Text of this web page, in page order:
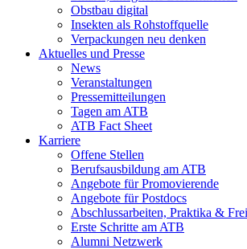
Obstbau digital
Insekten als Rohstoffquelle
Verpackungen neu denken
Aktuelles und Presse
News
Veranstaltungen
Pressemitteilungen
Tagen am ATB
ATB Fact Sheet
Karriere
Offene Stellen
Berufsausbildung am ATB
Angebote für Promovierende
Angebote für Postdocs
Abschlussarbeiten, Praktika &
Erste Schritte am ATB
Alumni Netzwerk